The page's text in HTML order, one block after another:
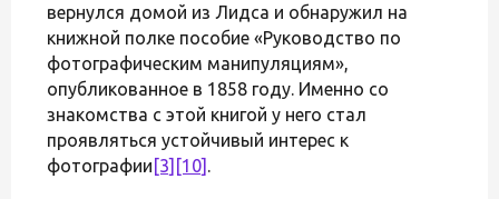
вернулся домой из Лидса и обнаружил на
книжной полке пособие «Руководство по
фотографическим манипуляциям»,
опубликованное в 1858 году. Именно со
знакомства с этой книгой у него стал
проявляться устойчивый интерес к
фотографии [3] [10] .